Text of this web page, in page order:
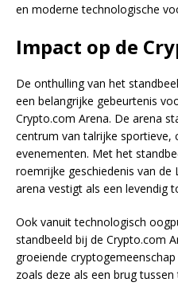
en moderne technologische
Impact op de
De onthulling van het
een belangrijke gebeurtenis
Crypto.com Arena. De arena
centrum van talrijke sportieve,
evenementen. Met het
roemrijke geschiedenis van
arena vestigt als een levendig
Ook vanuit technologisch
standbeeld bij de Crypto.com
groeiende
zoals deze als een brug